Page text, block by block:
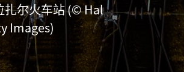
扎尔火车站 (© Hal
Images)